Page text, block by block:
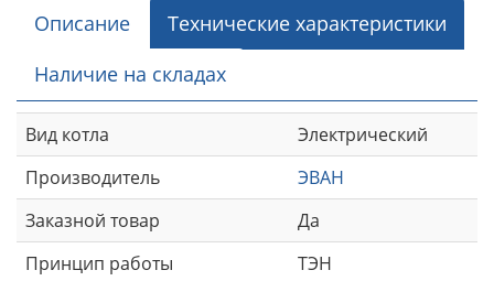
Описание
Технические характеристики
Наличие на складах
Вид котла
Электрический
Производитель
ЭВАН
Заказной товар
Да
Принцип работы
ТЭН